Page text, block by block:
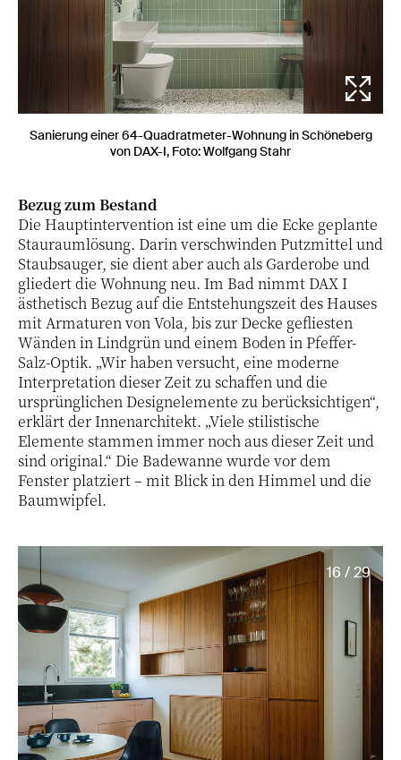
Sanierung einer 64-Quadratmeter-Wohnung in Schöneberg
von DAX-I, Foto: Wolfgang Stahr
Bezug zum Bestand
Die Hauptintervention ist eine um die Ecke geplante
Stauraumlösung. Darin verschwinden Putzmittel und
Staubsauger, sie dient aber auch als Garderobe und
gliedert die Wohnung neu. Im Bad nimmt DAX I
ästhetisch Bezug auf die Entstehungszeit des Hauses
mit Armaturen von Vola, bis zur Decke gefliesten
Wänden in Lindgrün und einem Boden in Pfeffer-
Salz-Optik. „Wir haben versucht, eine moderne
Interpretation dieser Zeit zu schaffen und die
ursprünglichen Designelemente zu berücksichtigen“,
erklärt der Innenarchitekt. „Viele stilistische
Elemente stammen immer noch aus dieser Zeit und
sind original.“ Die Badewanne wurde vor dem
Fenster platziert – mit Blick in den Himmel und die
Baumwipfel.
16 / 29